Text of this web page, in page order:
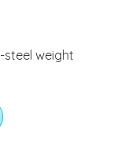
steel weight